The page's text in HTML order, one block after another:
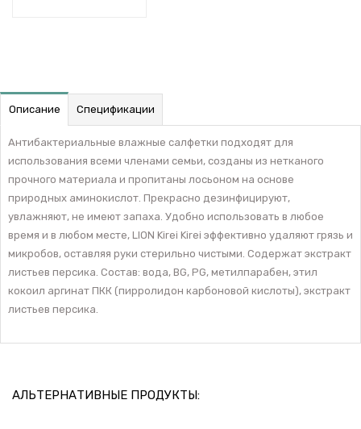
Описание Спецификации
Антибактериальные влажные салфетки подходят для
использования всеми членами семьи, созданы из нетканого
прочного материала и пропитаны лосьоном на основе
природных аминокислот. Прекрасно дезинфицируют,
увлажняют, не имеют запаха. Удобно использовать в любое
время и в любом месте, LION Kirei Kirei эффективно удаляют грязь и
микробов, оставляя руки стерильно чистыми. Содержат экстракт
листьев персика. Состав: вода, BG, PG, метилпарабен, этил
кокоил аргинат ПКК (пирролидон карбоновой кислоты), экстракт
листьев персика.
АЛЬТЕРНАТИВНЫЕ ПРОДУКТЫ: